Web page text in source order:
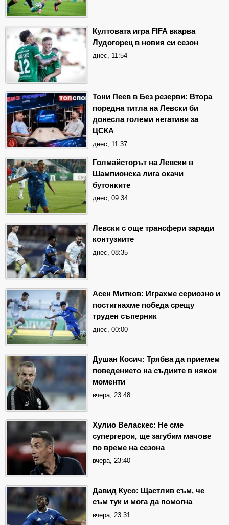
Култовата игра FIFA вкарва
Лудогорец в новия си сезон
днес, 11:54
Тони Пеев в Без резерви: Втора
поредна титла на Левски би
донесла големи негативи за
ЦСКА
днес, 11:37
Голмайсторът на Левски в
Шампионска лига окачи
бутонките
днес, 09:34
Левски с още трансфери заради
контузиите
днес, 08:35
Асен Митков: Играхме сериозно и
постигнахме победа срещу
труден съперник
днес, 00:00
Душан Косич: Трябва да приемем
поведението на съдиите в някои
моменти
вчера, 23:48
Хулио Веласкес: Не сме
супергерои, ще загубим мачове
по време на сезона
вчера, 23:40
Давид Кусо: Щастлив съм, че
съм тук и мога да помогна
вчера, 23:31